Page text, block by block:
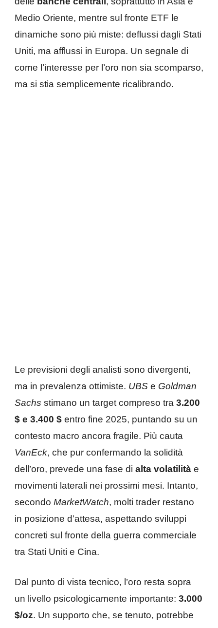
Medio Oriente, mentre sul fronte ETF le
dinamiche sono più miste: deflussi dagli Stati
Uniti, ma afflussi in Europa. Un segnale di
come l’interesse per l’oro non sia scomparso,
ma si stia semplicemente ricalibrando.
Le previsioni degli analisti sono divergenti,
ma in prevalenza ottimiste. UBS e Goldman
Sachs stimano un target compreso tra 3.200
$ e 3.400 $ entro fine 2025, puntando su un
contesto macro ancora fragile. Più cauta
VanEck, che pur confermando la solidità
dell’oro, prevede una fase di alta volatilità e
movimenti laterali nei prossimi mesi. Intanto,
secondo MarketWatch, molti trader restano
in posizione d’attesa, aspettando sviluppi
concreti sul fronte della guerra commerciale
tra Stati Uniti e Cina.
Dal punto di vista tecnico, l’oro resta sopra
un livello psicologicamente importante: 3.000
$/oz. Un supporto che, se tenuto, potrebbe